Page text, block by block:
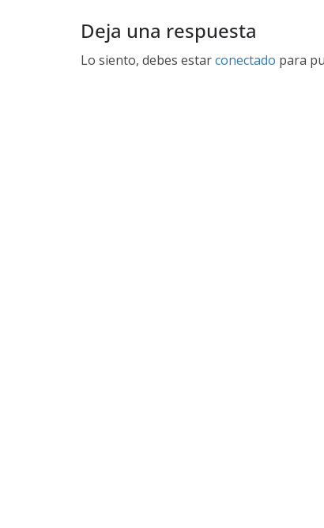
Deja una respuesta
Lo siento, debes estarconectado para